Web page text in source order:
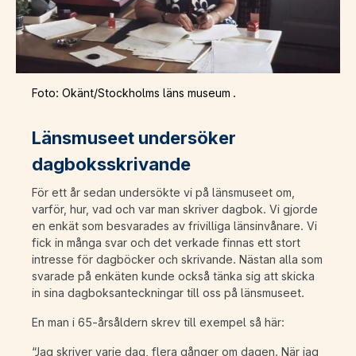
Foto: Okänt/Stockholms läns museum .
Länsmuseet undersöker
dagboksskrivande
För ett år sedan undersökte vi på länsmuseet om,
varför, hur, vad och var man skriver dagbok. Vi gjorde
en enkät som besvarades av frivilliga länsinvånare. Vi
fick in många svar och det verkade finnas ett stort
intresse för dagböcker och skrivande. Nästan alla som
svarade på enkäten kunde också tänka sig att skicka
in sina dagboksanteckningar till oss på länsmuseet.
En man i 65-årsåldern skrev till exempel så här:
“Jag skriver varje dag, flera gånger om dagen. När jag